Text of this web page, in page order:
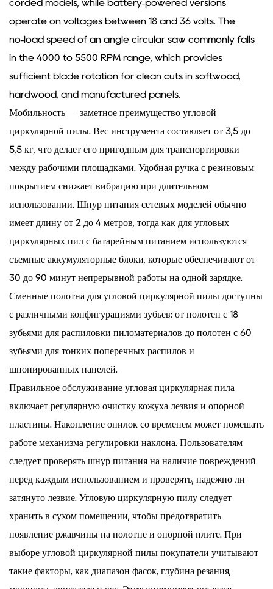
corded models, while battery‑powered versions
operate on voltages between 18 and 36 volts. The
no‑load speed of an angle circular saw commonly falls
in the 4000 to 5500 RPM range, which provides
sufficient blade rotation for clean cuts in softwood,
hardwood, and manufactured panels.
Мобильность — заметное преимущество угловой
циркулярной пилы. Вес инструмента составляет от 3,5 до
5,5 кг, что делает его пригодным для транспортировки
между рабочими площадками. Удобная ручка с резиновым
покрытием снижает вибрацию при длительном
использовании. Шнур питания сетевых моделей обычно
имеет длину от 2 до 4 метров, тогда как для угловых
циркулярных пил с батарейным питанием используются
съемные аккумуляторные блоки, которые обеспечивают от
30 до 90 минут непрерывной работы на одной зарядке.
Сменные полотна для угловой циркулярной пилы доступны
с различными конфигурациями зубьев: от полотен с 18
зубьями для распиловки пиломатериалов до полотен с 60
зубьями для тонких поперечных распилов и
шпонированных панелей.
Правильное обслуживание угловая циркулярная пила
включает регулярную очистку кожуха лезвия и опорной
пластины. Накопление опилок со временем может помешать
работе механизма регулировки наклона. Пользователям
следует проверять шнур питания на наличие повреждений
перед каждым использованием и проверять, надежно ли
затянуто лезвие. Угловую циркулярную пилу следует
хранить в сухом помещении, чтобы предотвратить
появление ржавчины на полотне и опорной плите. При
выборе угловой циркулярной пилы покупатели учитывают
такие факторы, как диапазон фасок, глубина резания,